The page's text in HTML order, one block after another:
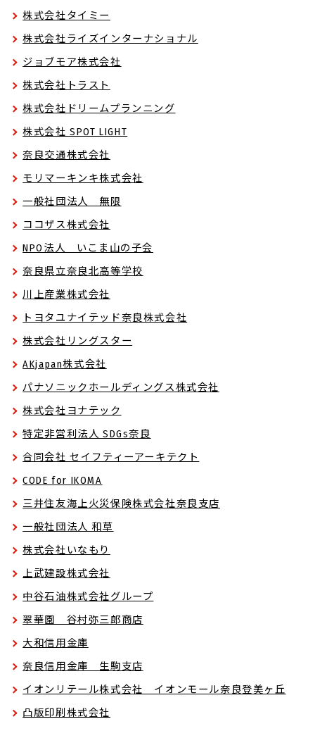
株式会社タイミー
株式会社ライズインターナショナル
ジョブモア株式会社
株式会社トラスト
株式会社ドリームプランニング
株式会社 SPOT LIGHT
奈良交通株式会社
モリマーキンキ株式会社
一般社団法人 無限
ココザス株式会社
NPO法人 いこま山の子会
奈良県立奈良北高等学校
川上産業株式会社
トヨタユナイテッド奈良株式会社
株式会社リングスター
AKjapan株式会社
パナソニックホールディングス株式会社
株式会社ヨナテック
特定非営利法人 SDGs奈良
合同会社 セイフティーアーキテクト
CODE for IKOMA
三井住友海上火災保険株式会社奈良支店
一般社団法人 和草
株式会社いなもり
上武建設株式会社
中谷石油株式会社グループ
翠華園 谷村弥三郎商店
大和信用金庫
奈良信用金庫 生駒支店
イオンリテール株式会社 イオンモール奈良登美ヶ丘
凸版印刷株式会社